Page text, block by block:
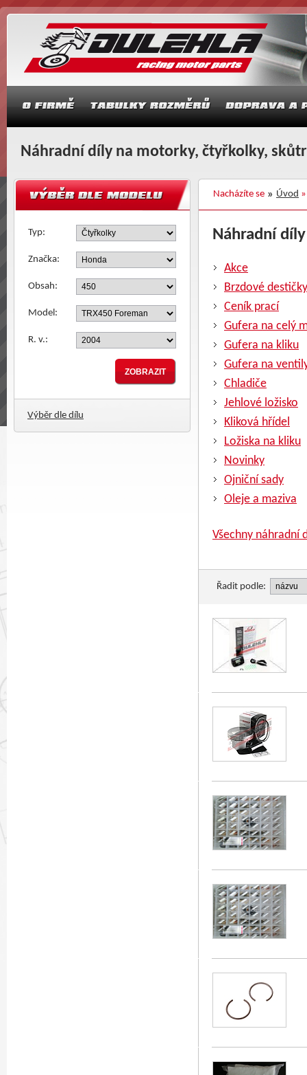
Náhradní díly na motorky, čtyřkolky,
Nacházíte se Úvod
Typ:
Značka:
Obsah:
Model:
R. v.:
Výběr dle dílu
Náhradní
Akce
Brzdové destičky
Ceník prací
Gufera na celý
Gufera na kliku
Gufera na
Chladiče
Jehlové ložisko
Kliková hřídel
Ložiska na kliku
Novinky
Ojniční sady
Oleje a maziva
Všechny náhradní
Řadit podle: